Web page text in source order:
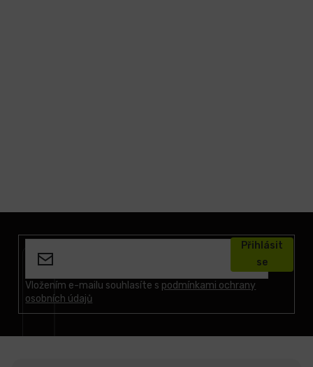
Vložením e-mailu souhlasíte s podmínkami ochrany
osobních údajů
Přihlásit
se